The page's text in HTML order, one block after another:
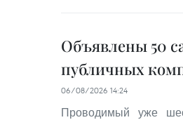
Объявлены 50
публичных
06/08/2026 14:24
Проводимый уже